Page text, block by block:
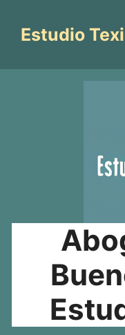
contenido
Estudio